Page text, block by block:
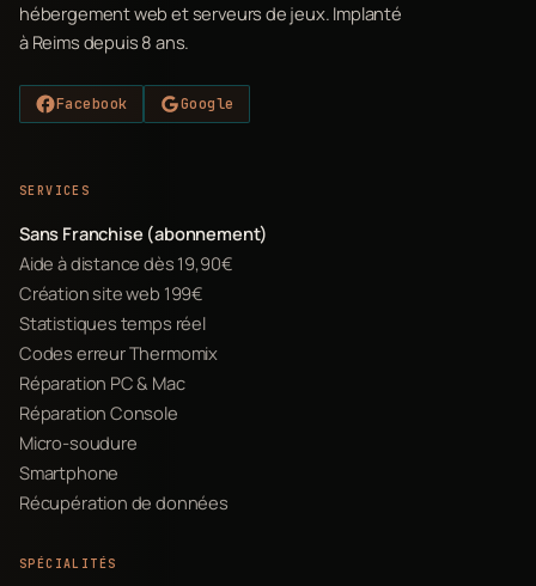
hébergement web et serveurs de jeux. Implanté
à Reims depuis 8 ans.
Facebook Google
SERVICES
Sans Franchise (abonnement)
Aide à distance dès 19,90€
Création site web 199€
Statistiques temps réel
Codes erreur Thermomix
Réparation PC & Mac
Réparation Console
Micro-soudure
Smartphone
Récupération de données
SPÉCIALITÉS